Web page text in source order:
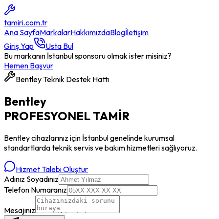
tamiri.com.tr
Ana SayfaMarkalarHakkımızdaBlogİletişim
Giriş Yap
Usta Bul
Bu markanın İstanbul sponsoru olmak ister misiniz?
Hemen Başvur
BentleyTeknik Destek Hattı
Bentley
PROFESYONELTAMİR
Bentleycihazlarınız için İstanbul genelinde kurumsal
standartlarda teknik servis ve bakım hizmetleri sağlıyoruz.
Hizmet Talebi Oluştur
Adınız Soyadınız
Telefon Numaranız
Mesajınız